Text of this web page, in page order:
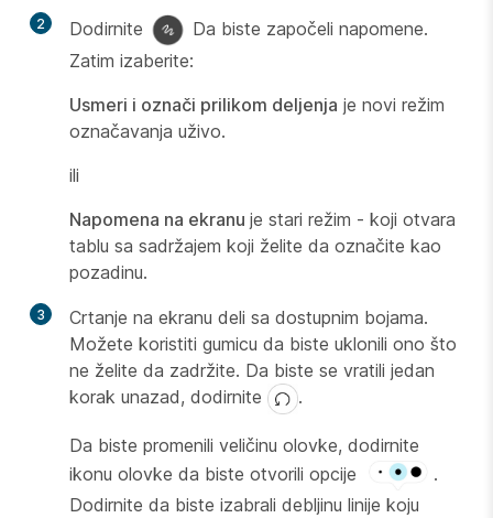
2 Dodirnite
Da biste započeli napomene.
Zatim izaberite:
Usmeri i označi prilikom deljenja je novi režim
označavanja uživo.
ili
Napomena na ekranu je stari režim - koji otvara
tablu sa sadržajem koji želite da označite kao
pozadinu.
3
Crtanje na ekranu deli sa dostupnim bojama.
Možete koristiti gumicu da biste uklonili ono što
ne želite da zadržite. Da biste se vratili jedan
korak unazad, dodirnite
.
Da biste promenili veličinu olovke, dodirnite
ikonu olovke da biste otvorili opcije
.
Dodirnite da biste izabrali debljinu linije koju